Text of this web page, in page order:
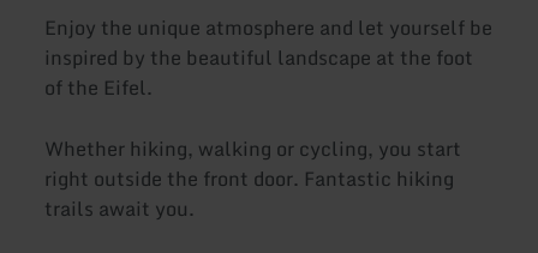
Enjoy the unique atmosphere and let yourself be
inspired by the beautiful landscape at the foot
of the Eifel.
Whether hiking, walking or cycling, you start
right outside the front door. Fantastic hiking
trails await you.